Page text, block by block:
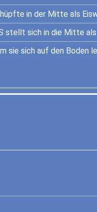
in der Mitte als
stellt sich in die Mitte als
sie sich auf den Boden